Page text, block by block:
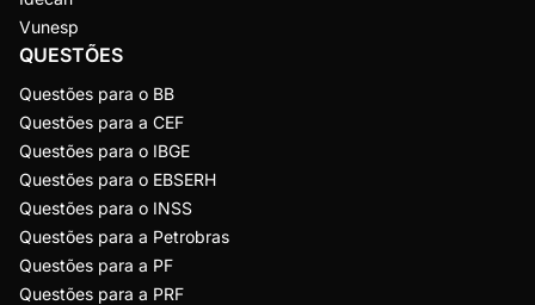
Vunesp
QUESTÕES
Questões para o BB
Questões para a CEF
Questões para o IBGE
Questões para o EBSERH
Questões para o INSS
Questões para a Petrobras
Questões para a PF
Questões para a PRF